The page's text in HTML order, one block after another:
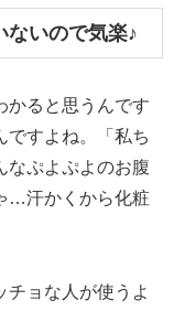
ないので気楽♪
かると思うんです
ですよね。「私ち
なぷよぷよのお腹
…汗かくから化粧
チョな人が使うよ